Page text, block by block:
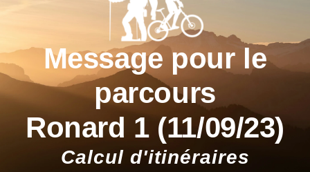
Message pour le
parcours
Ronard 1 (11/09/23)
Calcul d'itinéraires